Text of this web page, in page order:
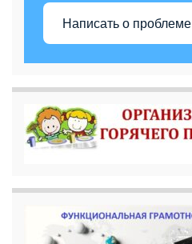
Написать о проблеме